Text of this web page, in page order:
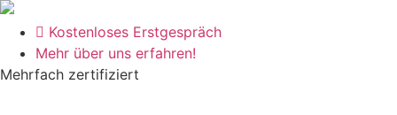
Kostenloses Erstgespräch
Mehr über uns erfahren!
Mehrfach zertifiziert